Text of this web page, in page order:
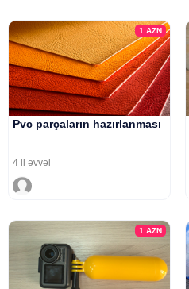
1AZN
Pvc parçaların hazırlanması
4 il əvvəl
1AZN